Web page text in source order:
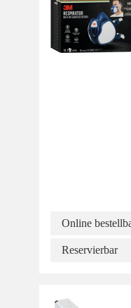
Online
Reservierbar